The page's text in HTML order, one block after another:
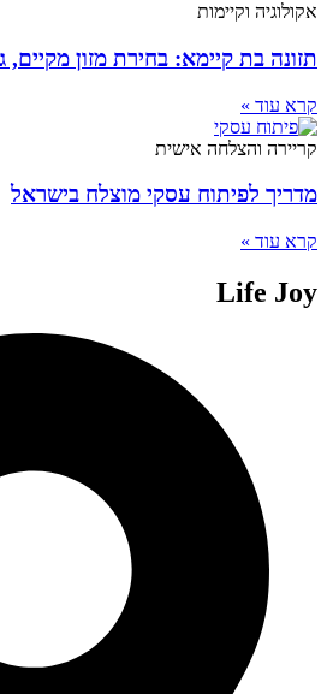
אקולוגיה וקיימות
תזונה בת קיימא: בחירת מזון מקיים,
קרא עוד »
קריירה והצלחה אישית
מדריך לפיתוח עסקי מוצלח בישראל
קרא עוד »
Life Joy